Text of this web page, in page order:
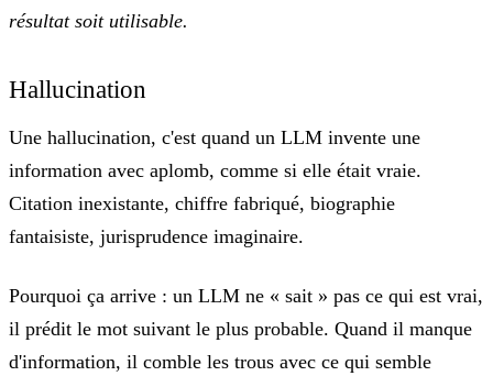
résultat soit utilisable.
Hallucination
Une hallucination, c'est quand un LLM invente une
information avec aplomb, comme si elle était vraie.
Citation inexistante, chiffre fabriqué, biographie
fantaisiste, jurisprudence imaginaire.
Pourquoi ça arrive : un LLM ne « sait » pas ce qui est vrai,
il prédit le mot suivant le plus probable. Quand il manque
d'information, il comble les trous avec ce qui semble